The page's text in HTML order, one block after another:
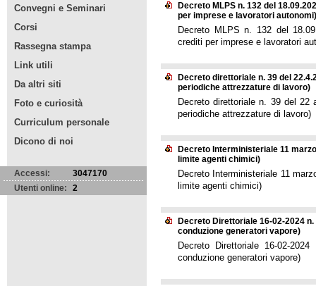
Convegni e Seminari
Corsi
Rassegna stampa
Link utili
Da altri siti
Foto e curiosità
Curriculum personale
Dicono di noi
Accessi:
3047170
Utenti online:
2
Decreto MLPS n. 132 del
per imprese e lavoratori autonomi)
Decreto MLPS n. 132 del
crediti per imprese e lavoratori
Decreto direttoriale n. 39 del
periodiche attrezzature di lavoro)
Decreto direttoriale n. 39 del 22
periodiche attrezzature di lavoro)
Decreto Interministeriale 11
limite agenti chimici)
Decreto Interministeriale 11
limite agenti chimici)
Decreto Direttoriale 16-02-2024
conduzione generatori vapore)
Decreto Direttoriale 16-02-
conduzione generatori vapore)